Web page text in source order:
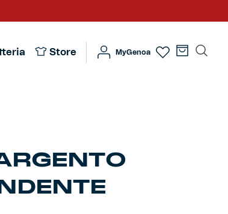
Store MyGenoa